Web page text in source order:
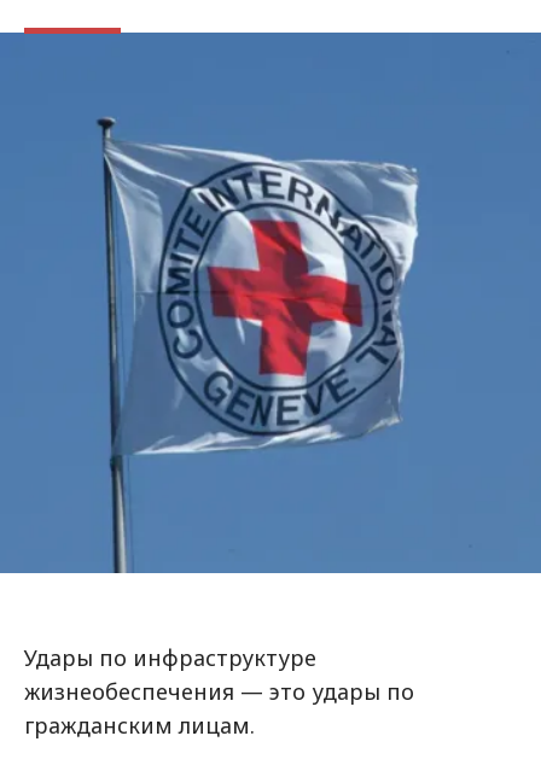
Удары по инфраструктуре
жизнеобеспечения — это удары по
гражданским лицам.